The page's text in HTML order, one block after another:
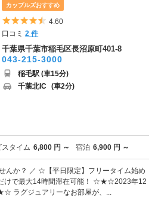
カップルズおすすめ
5つ星のうち4.5
4.60
口コミ2 件
千葉県千葉市稲毛区長沼原町401-8
043-215-3000
稲毛駅 (車15分)
千葉北IC (車2分)
タイム 6,800 円 ～ 宿泊 6,900 円 ～
んか？ ／ ☆【平日限定】フリータイム始め
けで最大14時間滞在可能！ ☆★☆2023年12
ラグジュアリーなお部屋が、...